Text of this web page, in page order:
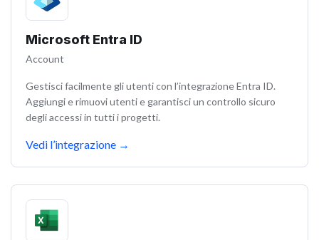
Microsoft Entra ID
Account
Gestisci facilmente gli utenti con l’integrazione Entra ID.
Aggiungi e rimuovi utenti e garantisci un controllo sicuro
degli accessi in tutti i progetti.
Vedi l’integrazione →